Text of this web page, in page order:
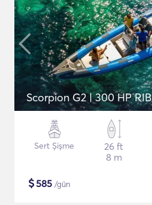
Scorpion G2 | 300 HP RIB
Sert Şişme
26 ft
8 m
$585 /gün